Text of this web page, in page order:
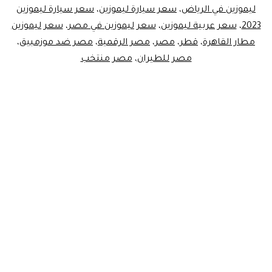
ليموزين في الرياض، سعر سيارة ليموزين، سعر سيارة ليموزين
2023،سعر عربية ليموزين،سعر ليموزين في مصر،سعر ليموزين
مطار القاهرة، قطر، مصر، مصر الرقمية، مصر ضد موزمبيق،
مصر للطيران،مصر منتخب